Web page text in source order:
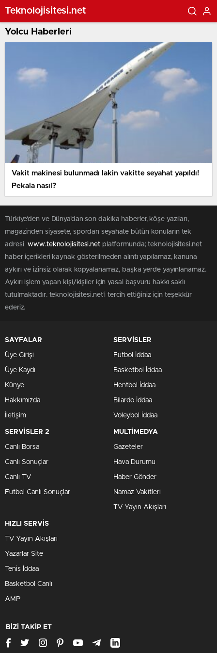
Teknolojisitesi.net
Yolcu Haberleri
Vakit makinesi bulunmadı lakin vakitte seyahat yapıldı!
Pekala nasıl?
Türkiye'den ve Dünya’dan son dakika haberler, köşe yazıları,
magazinden siyasete, spordan seyahate bütün konuların tek
adresiwww.teknolojisitesi.netplatformunda; teknolojisitesi.net
haber içerikleri kaynak gösterilmeden alıntı yapılamaz, kanuna
aykırı ve izinsiz olarak kopyalanamaz, başka yerde yayınlanamaz.
Aykırı işlem yapan kişi/kişiler için yasal başvuru hakkı saklı
tutulmaktadır. teknolojisitesi.net'i tercih ettiğiniz için teşekkür
ederiz.
SAYFALAR
Üye Girişi
Üye Kaydı
Künye
Hakkımızda
İletişim
SERVİSLER
Futbol İddaa
Basketbol İddaa
Hentbol İddaa
Bilardo İddaa
Voleybol İddaa
SERVİSLER 2
Canlı Borsa
Canlı Sonuçlar
Canlı TV
Futbol Canlı Sonuçlar
MULTİMEDYA
Gazeteler
Hava Durumu
Haber Gönder
Namaz Vakitleri
TV Yayın Akışları
HIZLI SERVİS
TV Yayın Akışları
Yazarlar Site
Tenis İddaa
Basketbol Canlı
AMP
BİZİ TAKİP ET